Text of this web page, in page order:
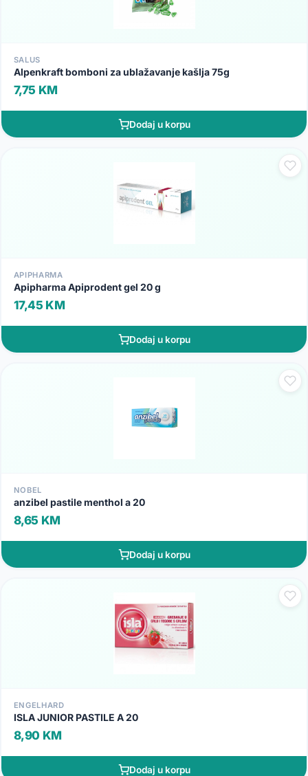
SALUS
Alpenkraft bomboni za ublažavanje kašlja 75g
7,75 KM
Dodaj u korpu
APIPHARMA
Apipharma Apiprodent gel 20 g
17,45 KM
Dodaj u korpu
NOBEL
anzibel pastile menthol a 20
8,65 KM
Dodaj u korpu
ENGELHARD
ISLA JUNIOR PASTILE A 20
8,90 KM
Dodaj u korpu